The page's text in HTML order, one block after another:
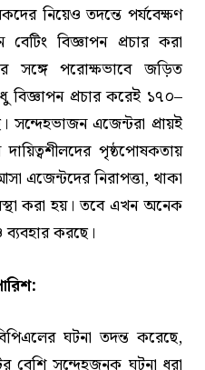
নিয়েও তদন্তে পর্যবেক্ষণ
বিজ্ঞাপন প্রচার করা
সঙ্গে পরোক্ষভাবে জড়িত
প্রচার করেই ১৭০–
এজেন্টরা প্রায়ই
পৃষ্ঠপোষকতায়
এজেন্টদের নিরাপত্তা, থাকা
করা হয়। তবে এখন অনেক
ব্যবহার করছে।
ঘটনা তদন্ত করেছে,